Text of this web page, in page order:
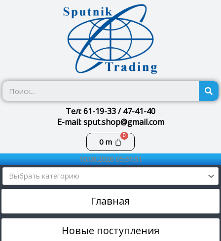
Тел: 61-19-33 / 47-41-40
E-mail: sput.shop@gmail.com
0m
Корзина
10.08.2026 05:51:51
Выбрать категорию
Главная
Новые поступления